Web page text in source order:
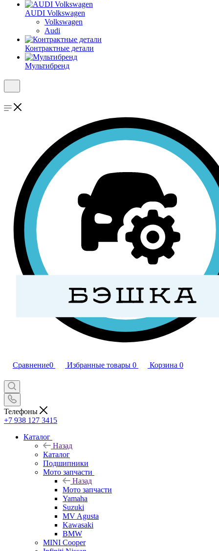
AUDI Volkswagen
Volkswagen
Audi
Контрактные детали
Мультибренд
Сравнение0 Избранные товары 0 Корзина 0
Телефоны
+7 938 127 3415
Каталог
Назад
Каталог
Подшипники
Мото запчасти
Назад
Мото запчасти
Yamaha
Suzuki
MV Agusta
Kawasaki
BMW
MINI Cooper